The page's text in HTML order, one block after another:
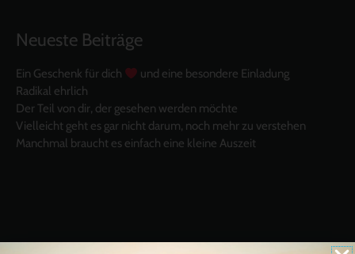
Neueste Beiträge
Ein Geschenk für dich
und eine besondere Einladung
Radikal ehrlich
Der Teil von dir, der gesehen werden möchte
Vielleicht geht es gar nicht darum, noch mehr zu verstehen
Manchmal braucht es einfach eine kleine Auszeit